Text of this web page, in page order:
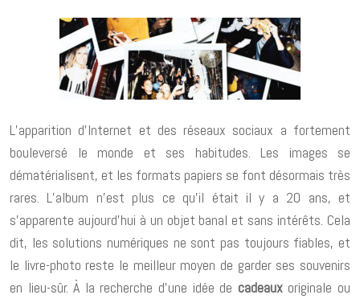
L’apparition d’Internet et des réseaux sociaux a fortement
bouleversé le monde et ses habitudes. Les images se
dématérialisent, et les formats papiers se font désormais très
rares. L’album n’est plus ce qu’il était il y a 20 ans, et
s’apparente aujourd’hui à un objet banal et sans intérêts. Cela
dit, les solutions numériques ne sont pas toujours fiables, et
le livre-photo reste le meilleur moyen de garder ses souvenirs
en lieu-sûr. À la recherche d’une idée de cadeauxoriginale ou